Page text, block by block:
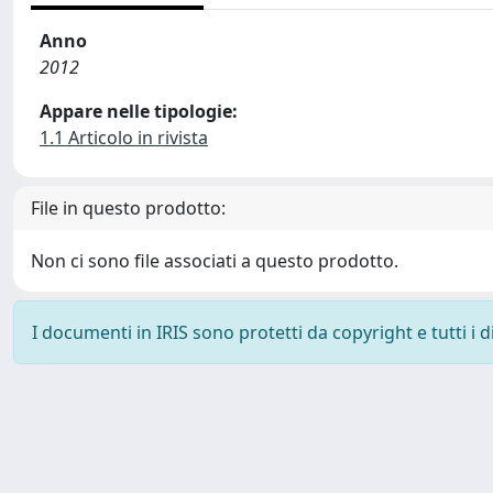
Anno
2012
Appare nelle tipologie:
1.1 Articolo in rivista
File in questo prodotto:
Non ci sono file associati a questo prodotto.
I documenti in IRIS sono protetti da copyright e tutti i